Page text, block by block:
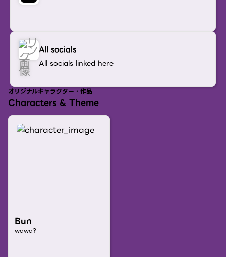
All socials
All socials linked here
オリジナルキャラクター・作品
Characters & Theme
Bun
wawa?